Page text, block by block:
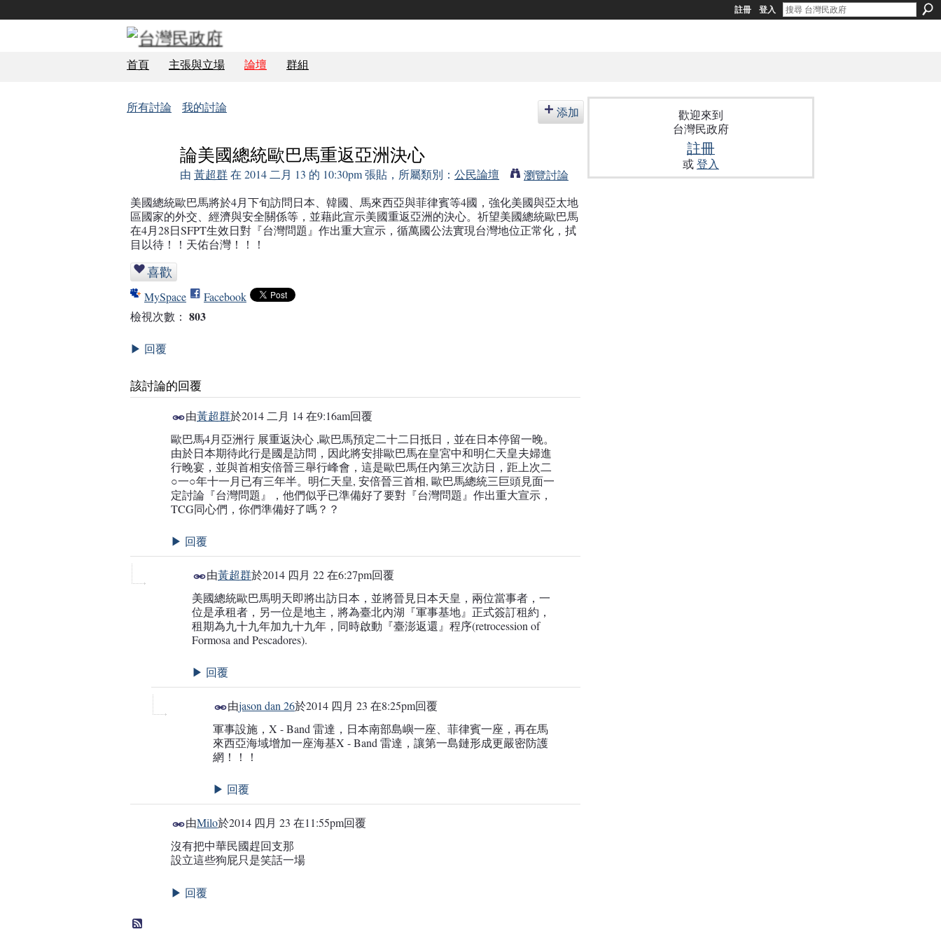
註冊 登入
首頁 主張與立場 論壇 群組
所有討論 我的討論 添加
論美國總統歐巴馬重返亞洲決心
由 黃超群在 2014 二月 13 的 10:30pm 張貼，所屬類別： 公民論壇
瀏覽討論
美國總統歐巴馬將於4月下旬訪問日本、韓國、馬來西亞與菲律賓等4國，強化美國與亞太地
區國家的外交、經濟與安全關係等，並藉此宣示美國重返亞洲的決心。祈望美國總統歐巴馬
在4月28日SFPT生效日對『台灣問題』作出重大宣示，循萬國公法實現台灣地位正常化，拭
目以待！！天佑台灣！！！
喜歡
MySpace
Facebook
檢視次數： 803
▶ 回覆
該討論的回覆
由黃超群於2014 二月 14 在9:16am回覆
歐巴馬4月亞洲行 展重返決心 ,歐巴馬預定二十二日抵日，並在日本停留一晚。
由於日本期待此行是國是訪問，因此將安排歐巴馬在皇宮中和明仁天皇夫婦進
行晚宴，並與首相安倍晉三舉行峰會，這是歐巴馬任內第三次訪日，距上次二
○一○年十一月已有三年半。明仁天皇, 安倍晉三首相, 歐巴馬總統三巨頭見面一
定討論『台灣問題』，他們似乎已準備好了要對『台灣問題』作出重大宣示，
TCG同心們，你們準備好了嗎？？
▶ 回覆
由黃超群於2014 四月 22 在6:27pm回覆
美國總統歐巴馬明天即將出訪日本，並將晉見日本天皇，兩位當事者，一
位是承租者，另一位是地主，將為臺北內湖『軍事基地』正式簽訂租約，
租期為九十九年加九十九年，同時啟動『臺澎返還』程序(retrocession of
Formosa and Pescadores).
▶ 回覆
由jason dan 26於2014 四月 23 在8:25pm回覆
軍事設施，X - Band 雷達，日本南部島嶼一座、菲律賓一座，再在馬
來西亞海域增加一座海基X - Band 雷達，讓第一島鏈形成更嚴密防護
網！！！
▶ 回覆
由Milo於2014 四月 23 在11:55pm回覆
沒有把中華民國趕回支那
設立這些狗屁只是笑話一場
▶ 回覆
歡迎來到
台灣民政府
註冊
或登入